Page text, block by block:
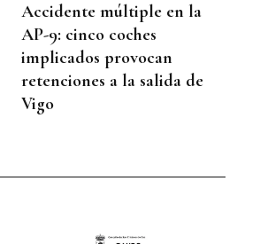
Accidente múltiple en la
AP-9: cinco coches
implicados provocan
retenciones a la salida de
Vigo